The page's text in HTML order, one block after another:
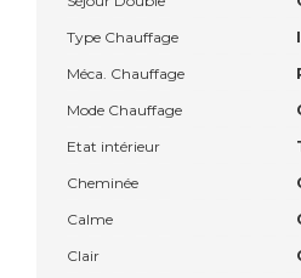
Type Chauffage
Méca. Chauffage
Mode Chauffage
Etat intérieur
Cheminée
Calme
Clair